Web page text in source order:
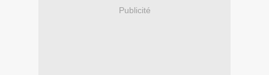
Publicité